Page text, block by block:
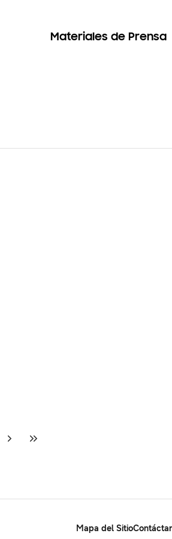
Materiales de Prensa
Mapa del Sitio